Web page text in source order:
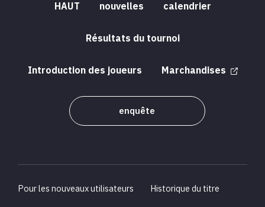
HAUT nouvelles calendrier
Résultats du tournoi
Introduction des joueurs Marchandises
enquête
Pour les nouveaux utilisateurs Historique du titre